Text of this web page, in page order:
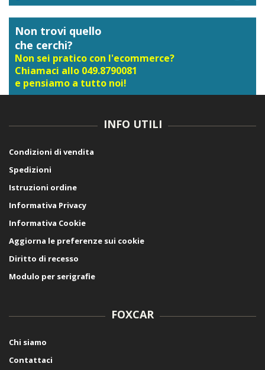
Non trovi quello
che cerchi?
Non sei pratico con l'ecommerce?
Chiamaci allo 049.8790081
e pensiamo a tutto noi!
INFO UTILI
Condizioni di vendita
Spedizioni
Istruzioni ordine
Informativa Privacy
Informativa Cookie
Aggiorna le preferenze sui cookie
Diritto di recesso
Modulo per serigrafie
FOXCAR
Chi siamo
Contattaci